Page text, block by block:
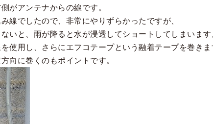
がアンテナからの線です。
線でしたので、非常にやりずらかったですが、
いと、雨が降ると水が浸透してショートしてしまいます
使用し、さらにエフコテープという融着テープを巻きま
向に巻くのもポイントです。